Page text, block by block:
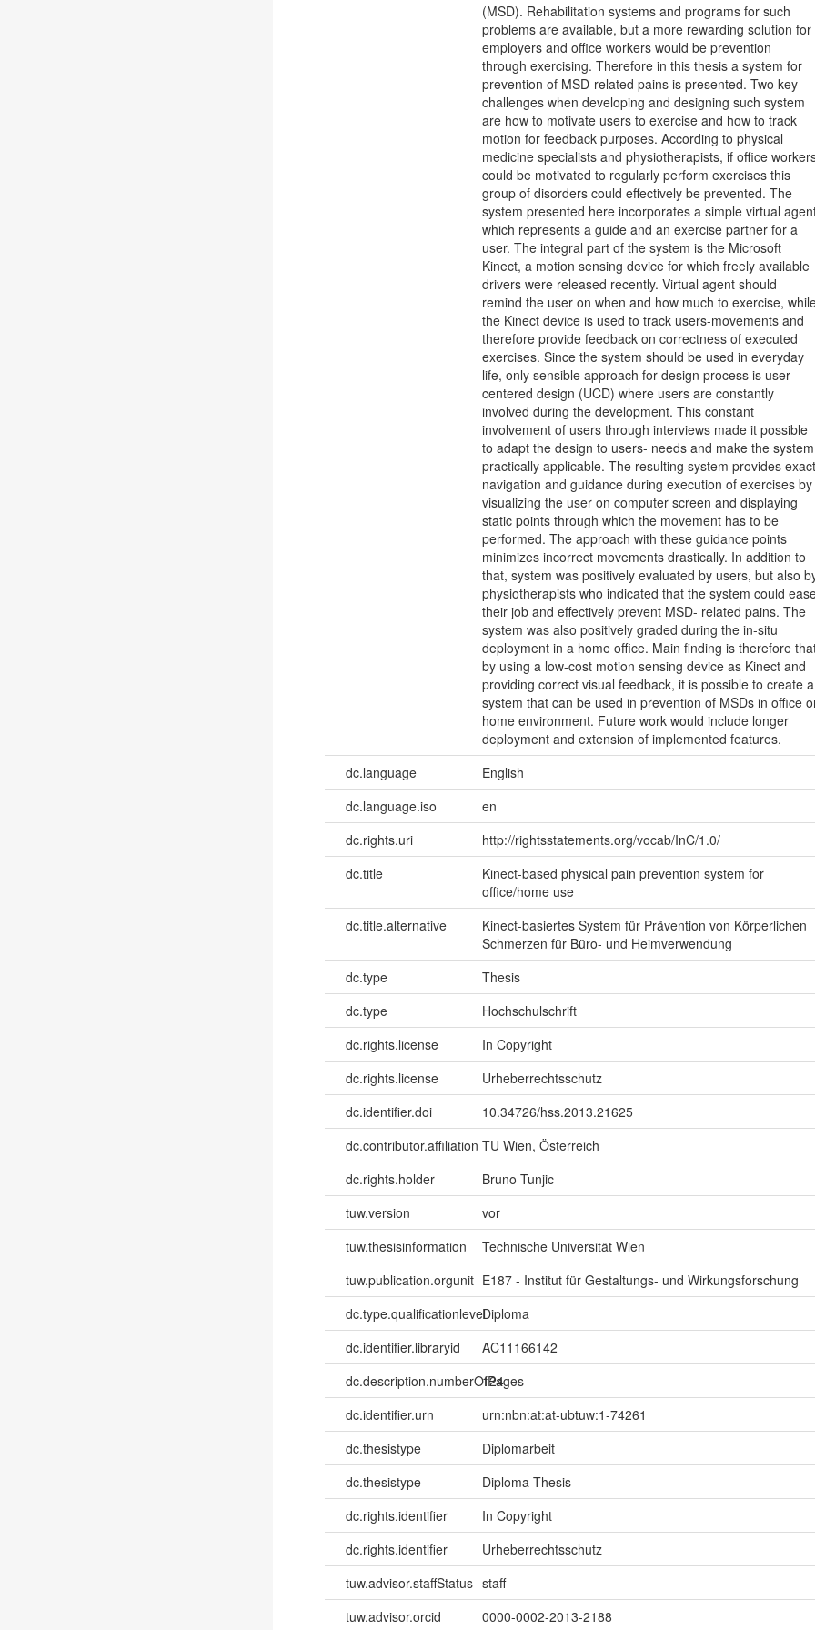
(MSD). Rehabilitation systems and programs for such
problems are available, but a more rewarding solution for
employers and office workers would be prevention
through exercising. Therefore in this thesis a system for
prevention of MSD-related pains is presented. Two key
challenges when developing and designing such system
are how to motivate users to exercise and how to track
motion for feedback purposes. According to physical
medicine specialists and physiotherapists, if office
could be motivated to regularly perform exercises this
group of disorders could effectively be prevented. The
system presented here incorporates a simple virtual
which represents a guide and an exercise partner for a
user. The integral part of the system is the Microsoft
Kinect, a motion sensing device for which freely available
drivers were released recently. Virtual agent should
remind the user on when and how much to exercise,
the Kinect device is used to track users-movements and
therefore provide feedback on correctness of executed
exercises. Since the system should be used in everyday
life, only sensible approach for design process is user-
centered design (UCD) where users are constantly
involved during the development. This constant
involvement of users through interviews made it possible
to adapt the design to users- needs and make the system
practically applicable. The resulting system provides exact
navigation and guidance during execution of exercises by
visualizing the user on computer screen and displaying
static points through which the movement has to be
performed. The approach with these guidance points
minimizes incorrect movements drastically. In addition to
that, system was positively evaluated by users, but also
physiotherapists who indicated that the system could
their job and effectively prevent MSD- related pains. The
system was also positively graded during the in-situ
deployment in a home office. Main finding is therefore
by using a low-cost motion sensing device as Kinect and
providing correct visual feedback, it is possible to create a
system that can be used in prevention of MSDs in office
home environment. Future work would include longer
deployment and extension of implemented features.
dc.language
English
dc.language.iso
en
dc.rights.uri
http://rightsstatements.org/vocab/InC/1.0/
dc.title
Kinect-based physical pain prevention system for
office/home use
dc.title.alternative
Kinect-basiertes System für Prävention von Körperlichen
Schmerzen für Büro- und Heimverwendung
dc.type
Thesis
dc.type
Hochschulschrift
dc.rights.license
In Copyright
dc.rights.license
Urheberrechtsschutz
dc.identifier.doi
10.34726/hss.2013.21625
dc.contributor.affiliation TU Wien, Österreich
dc.rights.holder
Bruno Tunjic
tuw.version
vor
tuw.thesisinformation
Technische Universität Wien
tuw.publication.orgunit E187 - Institut für Gestaltungs- und Wirkungsforschung
dc.type.qualificationlevelDiploma
dc.identifier.libraryid
AC11166142
dc.description.numberOfPages
124
dc.identifier.urn
urn:nbn:at:at-ubtuw:1-74261
dc.thesistype
Diplomarbeit
dc.thesistype
Diploma Thesis
dc.rights.identifier
In Copyright
dc.rights.identifier
Urheberrechtsschutz
tuw.advisor.staffStatus staff
tuw.advisor.orcid
0000-0002-2013-2188